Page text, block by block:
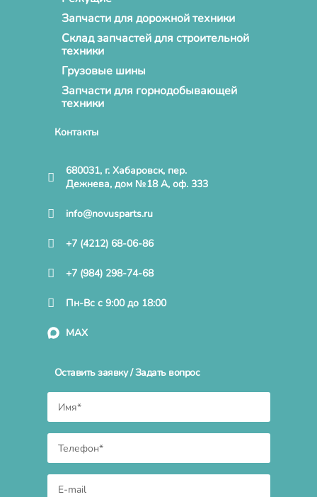
Запчасти для дорожной техники
Склад запчастей для строительной
техники
Грузовые шины
Запчасти для горнодобывающей
техники
Контакты
680031, г. Хабаровск, пер.
Дежнева, дом №18 А, оф. 333
info@novusparts.ru
+7 (4212) 68-06-86
+7 (984) 298-74-68
Пн-Вс с 9:00 до 18:00
MAX
Оставить заявку / Задать вопрос